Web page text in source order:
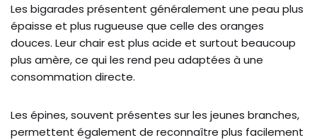
Les bigarades présentent généralement une peau plus
épaisse et plus rugueuse que celle des oranges
douces. Leur chair est plus acide et surtout beaucoup
plus amère, ce qui les rend peu adaptées à une
consommation directe.
Les épines, souvent présentes sur les jeunes branches,
permettent également de reconnaître plus facilement